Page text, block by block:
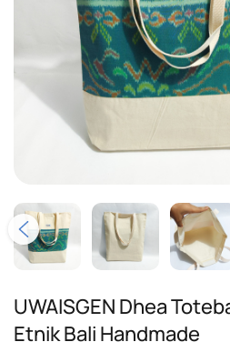
UWAISGEN Dhea
Etnik Bali Handmade